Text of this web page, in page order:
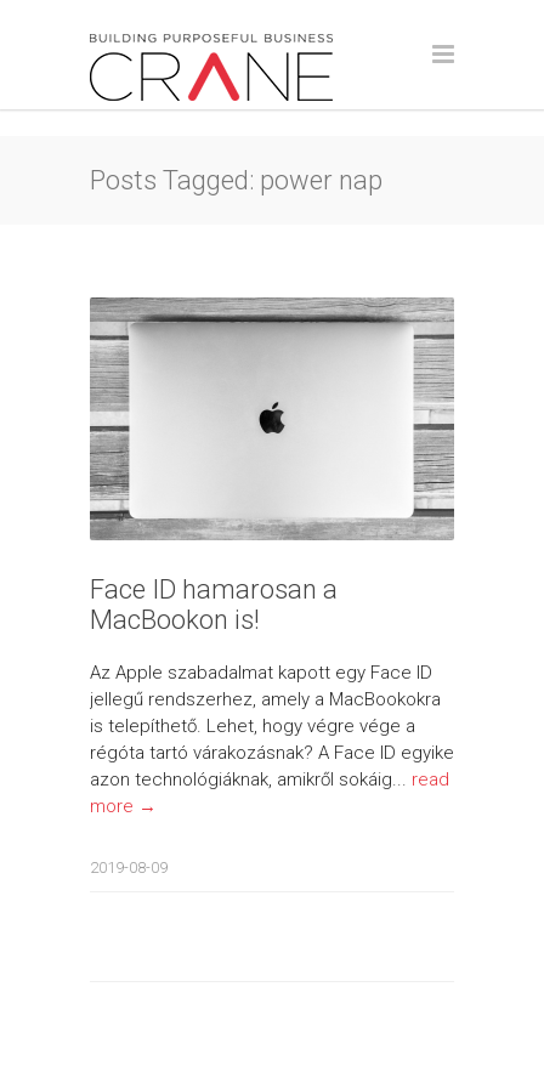
Posts Tagged: power nap
Face ID hamarosan a
MacBookon is!
Az Apple szabadalmat kapott egy Face ID
jellegű rendszerhez, amely a MacBookokra
is telepíthető. Lehet, hogy végre vége a
régóta tartó várakozásnak? A Face ID egyike
azon technológiáknak, amikről sokáig... read
more →
2019-08-09